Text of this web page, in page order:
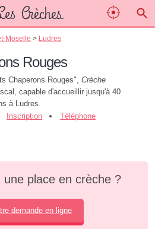
Moselle > Ludres
Rouges
Chaperons Rouges", Crèche
capable d'accueillir jusqu'à 40
à Ludres.
Inscription Téléphone
une place en crèche ?
demande en ligne